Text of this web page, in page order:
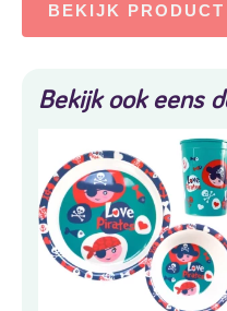
BEKIJK PRODUCT
Bekijk ook eens